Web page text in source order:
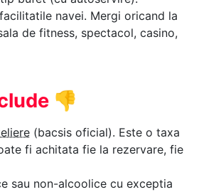
navei. Mergi oricand la
de fitness, spectacol, casino,
👎
(bacsis oficial). Este o taxa
fi achitata fie la rezervare, fie
sau non-alcoolice cu exceptia